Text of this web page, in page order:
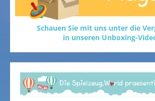
Schauen Sie mit uns unter die
in unseren Unboxing-